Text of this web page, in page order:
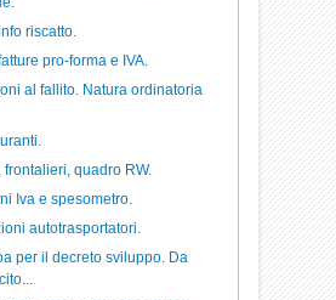
riscatto.
pro-forma e IVA.
al fallito. Natura ordinatoria
frontalieri, quadro RW.
Iva e spesometro.
autotrasportatori.
per il decreto sviluppo. Da